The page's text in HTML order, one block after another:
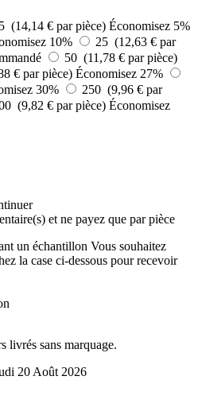
5 (14,14 € par pièce) Économisez 5%
10%
25 (12,63 € par
50 (11,78 € par pièce)
€ par pièce) Économisez 27%
30%
250 (9,96 € par
(9,82 € par pièce) Économisez
et ne payez que par pièce
un échantillon Vous souhaitez
la case ci-dessous pour recevoir
livrés sans marquage.
20 Août 2026